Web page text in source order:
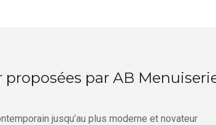
par AB
jusqu’au plus moderne et novateur